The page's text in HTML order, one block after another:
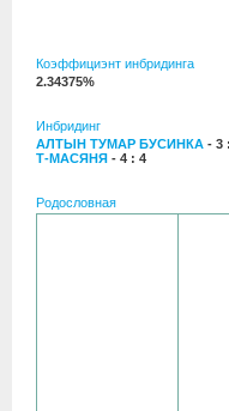
Коэффициэнт инбридинга
2.34375%
Инбридинг
АЛТЫН ТУМАР БУСИНКА - 3
Т-МАСЯНЯ - 4 : 4
Родословная